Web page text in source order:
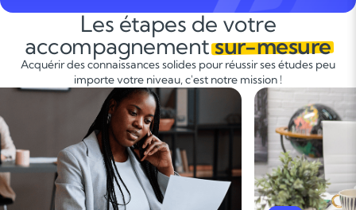
Les étapes de votre
accompagnementsur-mesure
Acquérir des connaissances solides pour réussir ses études peu
importe votre niveau, c'est notre mission !